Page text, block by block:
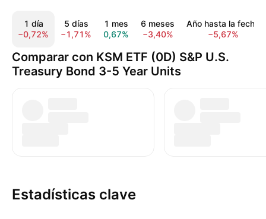
1 día
−0,72%
5 días
−1,71%
1 mes
0,67%
6 meses
−3,40%
Año hasta la fecha
−5,67%
Comparar con KSM ETF (0D) S&P U.S.
Treasury Bond 3-5 Year Units
Estadísticas clave